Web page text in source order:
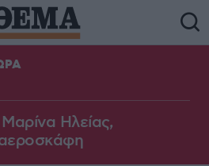
Ηλείας,